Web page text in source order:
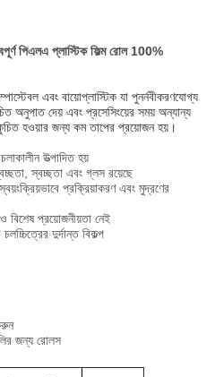
পিএলএ প্লাস্টিক ফিল্ম রোল 100%
এবং বায়োপ্লাস্টিক যা পুনর্নবীকরণযোগ্য
অনুপাত দেয় এবং প্রসেসিংয়ের সময় অন্যান্য
হওয়ার জন্য কম তাপের প্রয়োজন হয়।
উত্পাদিত হয়
স্বচ্ছতা এবং গ্লস রয়েছে
প্রক্রিয়াকরণ এবং মুদ্রণের
বিশেষ প্রয়োজনীয়তা নেই
দুর্দান্ত বিকল্প
জন্য রোলস